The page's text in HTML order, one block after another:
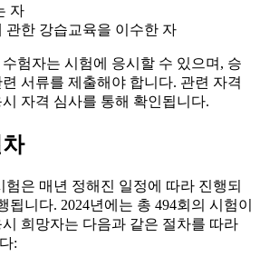
자
관한 강습교육을 이수한 자
험자는 시험에 응시할 수 있으며, 승
서류를 제출해야 합니다. 관련 자격
자격 심사를 통해 확인됩니다.
은 매년 정해진 일정에 따라 진행되
됩니다. 2024년에는 총 494회의 시험이
희망자는 다음과 같은 절차를 따라
: